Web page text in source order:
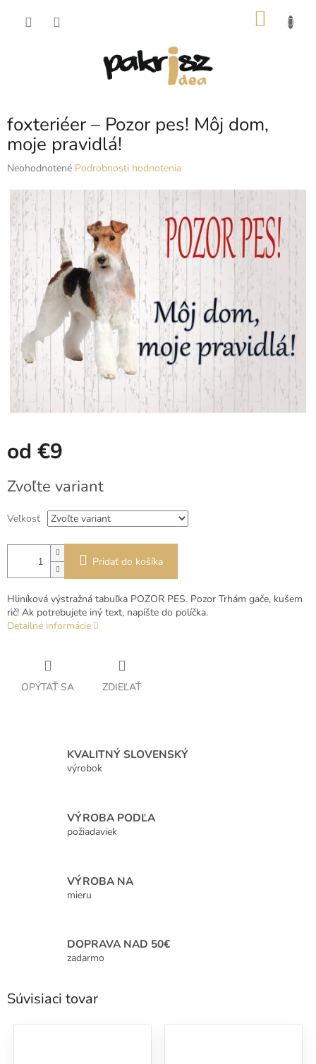
foxteriéer – Pozor pes! Môj dom,
moje pravidlá!
Priemerné
produktu
0,0
5
hviezdičiek.
Neohodnotené Podrobnosti hodnotenia
od €9
cena:
Zvoľte variant
Veľkosť
Pridať do košíka
Hliníková výstražná tabuľka POZOR PES. Pozor Trhám gače, kušem
rič! Ak potrebujete iný text, napíšte do políčka.
Detailné informácie
OPÝTAŤ SA ZDIEĽAŤ
KVALITNÝ SLOVENSKÝ
výrobok
VÝROBA PODĽA
požiadaviek
VÝROBA NA
mieru
DOPRAVA NAD 50€
zadarmo
Súvisiaci tovar